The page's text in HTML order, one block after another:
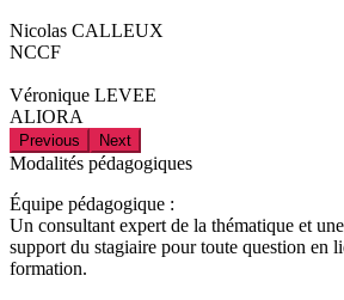
Nicolas CALLEUX
NCCF
Véronique LEVEE
ALIORA
Previous Next
Modalités pédagogiques
Équipe pédagogique :
Un consultant expert de la thématique et
support du stagiaire pour toute question en
formation.